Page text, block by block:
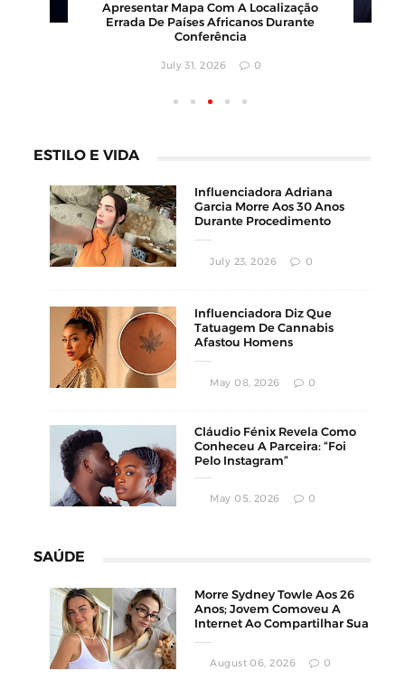
Clientes Com Conceito Inusitado E
Faturamento Milionário
ESTILO E VIDA
Influenciadora Adriana
Garcia Morre Aos 30 Anos
Durante Procedimento
July 23, 2026 0
Influenciadora Diz Que
Tatuagem De Cannabis
Afastou Homens
May 08, 2026 0
Cláudio Fénix Revela Como
Conheceu A Parceira: “Foi
Pelo Instagram”
May 05, 2026 0
SAÚDE
Morre Sydney Towle Aos 26
Anos; Jovem Comoveu A
Internet Ao Compartilhar Sua
August 06, 2026 0